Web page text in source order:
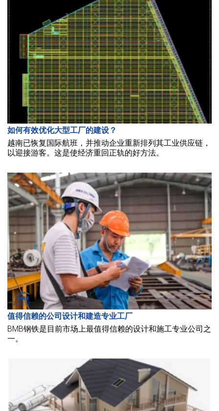
如何有效优化大型工厂的建设？
越南已恢复国际航班，并推动企业重新排列其工业供应链，
以迎接游客。这是使经济重回正轨的好方法。
值得信赖的公司设计和建造专业工厂
BMB钢铁是目前市场上最值得信赖的设计和施工专业公司之
一。